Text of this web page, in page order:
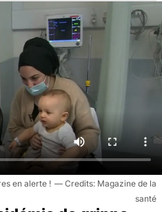
en alerte !
Magazine de la
santé